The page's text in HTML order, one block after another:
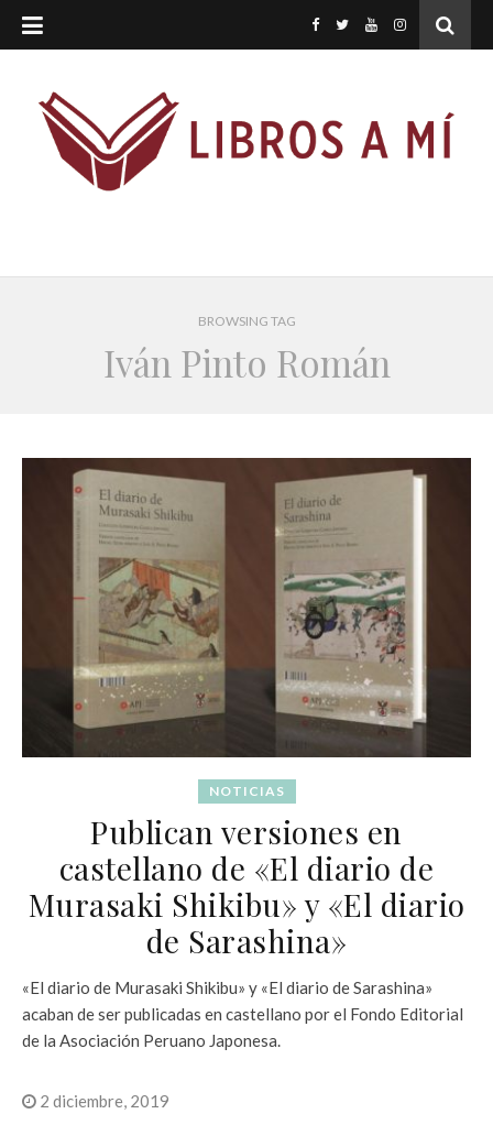
BROWSING TAG
Iván Pinto Román
NOTICIAS
Publican versiones en
castellano de «El diario de
Murasaki Shikibu» y «El diario
de Sarashina»
«El diario de Murasaki Shikibu» y «El diario de Sarashina»
acaban de ser publicadas en castellano por el Fondo Editorial
de la Asociación Peruano Japonesa.
2 diciembre, 2019